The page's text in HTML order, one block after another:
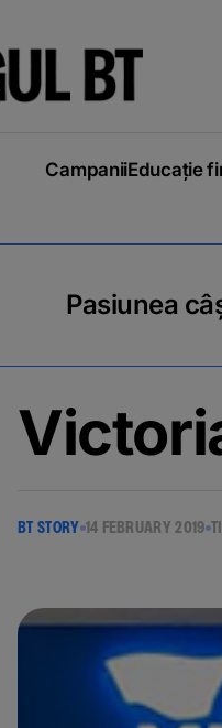
CampaniiEducație
Pasiunea
BT STORY 14 FEBRUARY 2019